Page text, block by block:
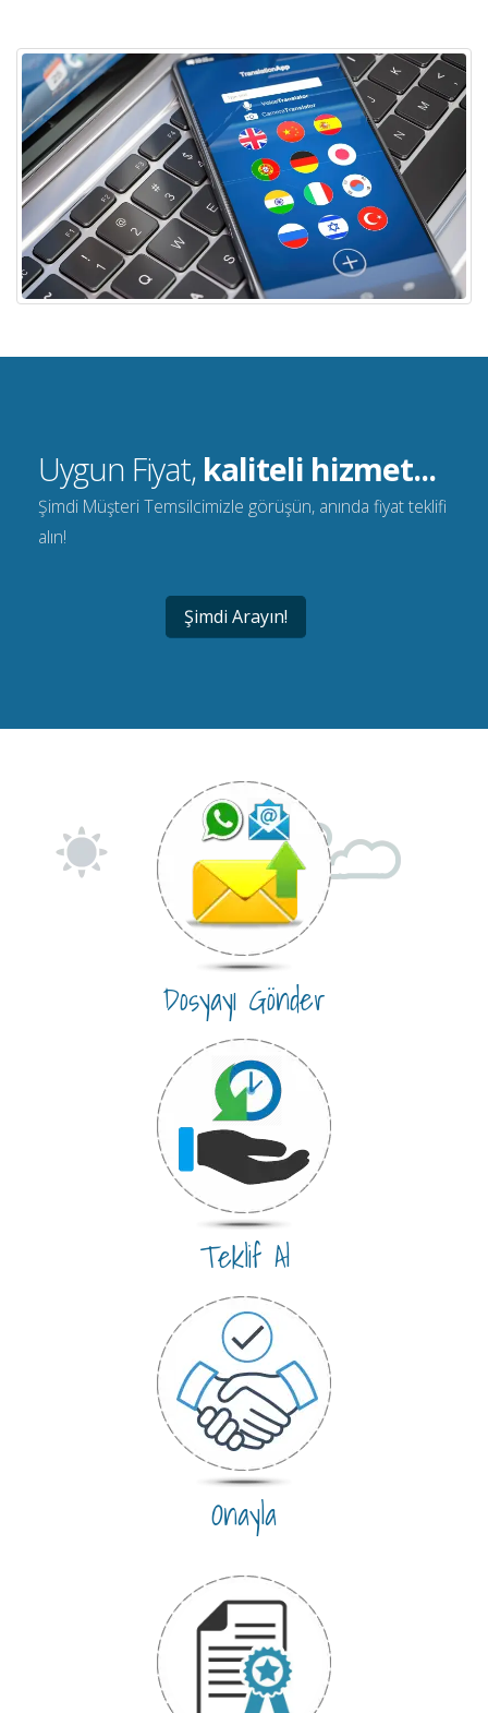
Uygun Fiyat, kaliteli hizmet...
Şimdi Müşteri Temsilcimizle görüşün, anında fiyat teklifi
alın!
Şimdi Arayın!
Dosyayı Gönder
Teklif Al
Onayla